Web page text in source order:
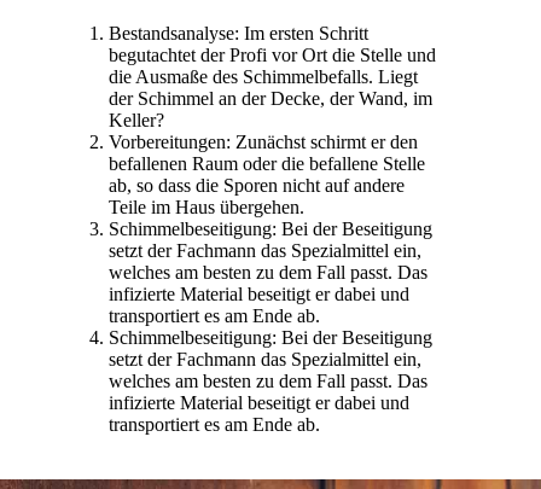
Bestandsanalyse: Im ersten Schritt
begutachtet der Profi vor Ort die Stelle und
die Ausmaße des Schimmelbefalls. Liegt
der Schimmel an der Decke, der Wand, im
Keller?
Vorbereitungen: Zunächst schirmt er den
befallenen Raum oder die befallene Stelle
ab, so dass die Sporen nicht auf andere
Teile im Haus übergehen.
Schimmelbeseitigung: Bei der Beseitigung
setzt der Fachmann das Spezialmittel ein,
welches am besten zu dem Fall passt. Das
infizierte Material beseitigt er dabei und
transportiert es am Ende ab.
Schimmelbeseitigung: Bei der Beseitigung
setzt der Fachmann das Spezialmittel ein,
welches am besten zu dem Fall passt. Das
infizierte Material beseitigt er dabei und
transportiert es am Ende ab.